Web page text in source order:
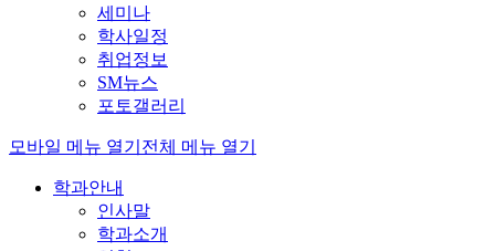
세미나
학사일정
취업정보
SM뉴스
포토갤러리
모바일 메뉴 열기 전체 메뉴 열기
학과안내
인사말
학과소개